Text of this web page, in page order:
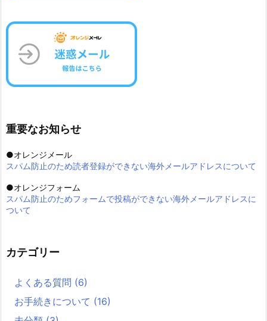
重要なお知らせ
●オレンジメール
スパム防止のため読者登録ができない海外メールアドレスについて
●オレンジフォーム
スパム防止のためフォームで投稿ができない海外メールアドレスに
ついて
カテゴリー
よくある質問 (6)
お手続きについて (16)